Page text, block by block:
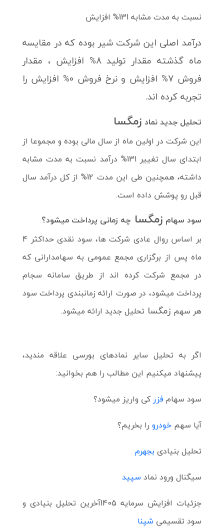
نسبت به مدت مشابه 131% افزایش
درآمد اصلی این شرکت شیر بوده که در مقایسه
ماه گذشته مقدار تولید 8% افزایش ، مقدار
فروش 7% افزایش و نرخ فروش 0% افزایش را
تجربه کرده اند.
تحلیل جدید نماد زمگسا
این شرکت در اولین ماه از سال مالی بوده و مجموعا از
ابتدای سال تغییر 131% درآمد نسبت به مدت مشابه
داشته،
همچنین طی این مدت 12% از کل درآمد سال
قبل رو پوشش داده است.
سود سهام زمگسا چه زمانی پرداخت میشود؟
بر اساس روال عادی شرکت ها، سود نقدی حداکثر 4
ماه پس از برگزاری مجمع عمومی به سهامدارانی که
در مجمع شرکت کرده اند از طریق سامانه سجام
پرداخت میشود، در صورت ارائه زمانبندی پرداخت سود
هر سهم زمگسا تحلیل جدید ارائه میشود.
اگر به تحلیل سایر نمادهای بورسی علاقه مندید،
پیشنهاد میکنیم این مطالب را هم بخوانید:
سود سهام فزرکی واریز میشود؟
آیا سهم خودرو را بخریم؟
تحلیل بنیادی بجهرم
سیگنال ورود نماد سپید
جزئیات افزایش سرمایه 1405
آخرین تحلیل بنیادی و
سود تقسیمی شپنا